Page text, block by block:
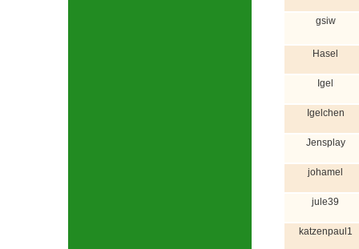
gsiw
Hasel
Igel
Igelchen
Jensplay
johamel
jule39
katzenpaul1